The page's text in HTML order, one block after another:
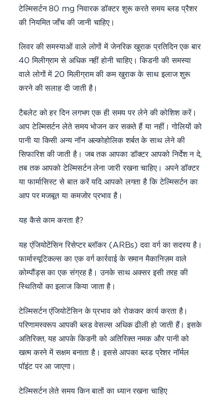
टेल्मिसर्टन 80 mg निवारक डॉक्टर शुरू करते समय ब्लड प्रैशर
की नियमित जाँच की जानी चाहिए।
लिवर की समस्याओं वाले लोगों में जेनरिक खुराक प्रतिदिन एक बार
40 मिलीग्राम से अधिक नहीं होनी चाहिए। किडनी की समस्या
वाले लोगों में 20 मिलीग्राम की कम खुराक के साथ इलाज शुरू
करने की सलाह दी जाती है।
टैबलेट को हर दिन लगभग एक ही समय पर लेने की कोशिश करें।
आप टेल्मिसर्टन लेते समय भोजन कर सकते हैं या नहीं। गोलियों को
पानी या किसी अन्य नॉन अल्कोहोलिक शर्बत के साथ लेने की
सिफारिश की जाती है। जब तक आपका डॉक्टर आपको निर्देश न दे,
तब तक आपको टेल्मिसर्टन लेना जारी रखना चाहिए। अपने डॉक्टर
या फार्मासिस्ट से बात करें यदि आपको लगता है कि टेल्मिसर्टन का
आप पर मजबूत या कमजोर प्रभाव है।
यह कैसे काम करता है?
यह एंजियोटेंसिन रिसेप्टर ब्लॉकर (ARBs) दवा वर्ग का सदस्य है।
फार्मास्यूटिकल्स का एक वर्ग कार्रवाई के समान मैकानिज़म वाले
कोम्पौंड्स का एक संग्रह है। उनके साथ अक्सर इसी तरह की
स्थितियों का इलाज किया जाता है।
टेल्मिसर्टन एंजियोटेंसिन के प्रभाव को रोककर कार्य करता है।
परिणामस्वरूप आपकी ब्लड वेसल्स अधिक ढीली हो जाती हैं। इसके
अतिरिक्त, यह आपके किडनी को अतिरिक्त नमक और पानी को
खत्म करने में सक्षम बनाता है। इससे आपका ब्लड प्रेशर नॉर्मल
पॉइंट पर आ जाएगा।
टेल्मिसर्टन लेते समय किन बातों का ध्यान रखना चाहिए